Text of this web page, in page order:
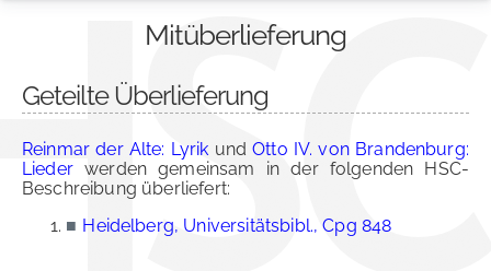
Mitüberlieferung
Geteilte Überlieferung
Reinmar der Alte: Lyrik undOtto IV. von Brandenburg:
Liederwerden gemeinsam in der folgenden HSC-
Beschreibung überliefert:
■ Heidelberg, Universitätsbibl., Cpg 848